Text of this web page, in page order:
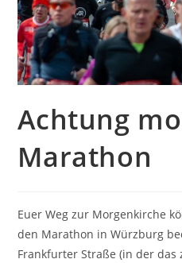
Achtung
Marathon
Euer Weg zur Morgenkirche
den Marathon in Würzburg
Frankfurter Straße (in der